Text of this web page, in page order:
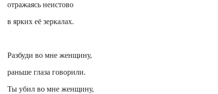
отражаясь неистово
в ярких её зеркалах.
Разбуди во мне женщину,
раньше глаза говорили.
Ты убил во мне женщину,